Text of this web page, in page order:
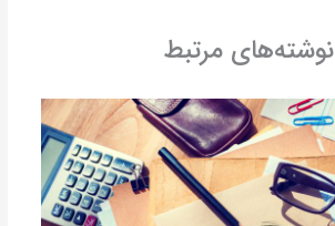
نوشته‌های مرتبط